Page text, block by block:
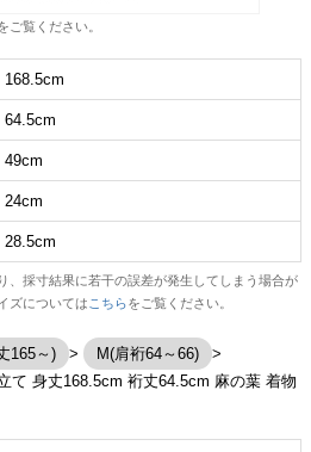
ご覧ください。
168.5cm
64.5cm
49cm
24cm
28.5cm
採寸結果に若干の誤差が発生してしまう場合が
ズについては こちらをご覧ください。
165～)
M(肩裄64～66)
て 身丈168.5cm 裄丈64.5cm 麻の葉 着物